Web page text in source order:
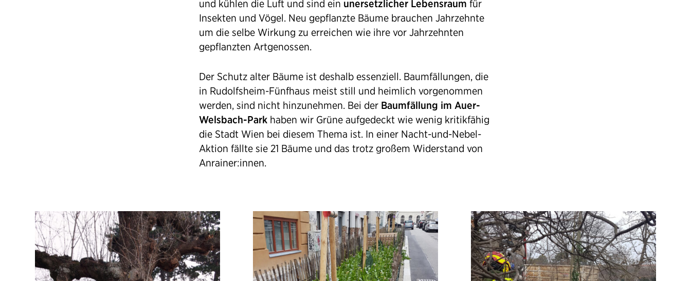
und kühlen die Luft und sind ein unersetzlicher Lebensraum für
Insekten und Vögel. Neu gepflanzte Bäume brauchen Jahrzehnte
um die selbe Wirkung zu erreichen wie ihre vor Jahrzehnten
gepflanzten Artgenossen.
Der Schutz alter Bäume ist deshalb essenziell. Baumfällungen, die
in Rudolfsheim-Fünfhaus meist still und heimlich vorgenommen
werden, sind nicht hinzunehmen. Bei der Baumfällung im Auer-
Welsbach-Park haben wir Grüne aufgedeckt wie wenig kritikfähig
die Stadt Wien bei diesem Thema ist. In einer Nacht-und-Nebel-
Aktion fällte sie 21 Bäume und das trotz großem Widerstand von
Anrainer:innen.